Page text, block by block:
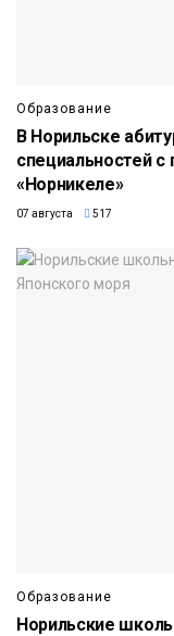
Образование
В Норильске
специальностей
«Норникеле»
07 августа 517
Образование
Норильские